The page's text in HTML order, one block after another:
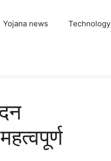
Yojana news Technology